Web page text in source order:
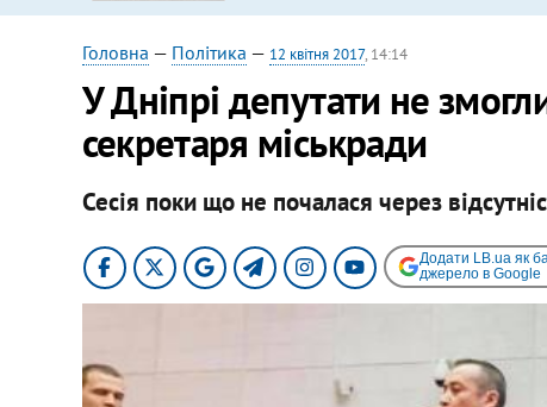
Головна — Політика — 12 квітня 2017, 14:14
У Дніпрі депутати не
секретаря міськради
Сесія поки що не почалася через
Додати LB.ua як
джерело в Google